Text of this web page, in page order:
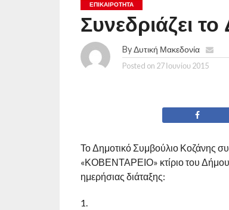
ΕΠΙΚΑΙΡΟΤΗΤΑ
Συνεδριάζει
ByΔυτική Μακεδονία
Posted on 27 Ιουνίου 2015
Το Δημοτικό Συμβούλιο Κοζάνης
«ΚΟΒΕΝΤΑΡΕΙΟ» κτίριο του
ημερήσιας διάταξης:
1.